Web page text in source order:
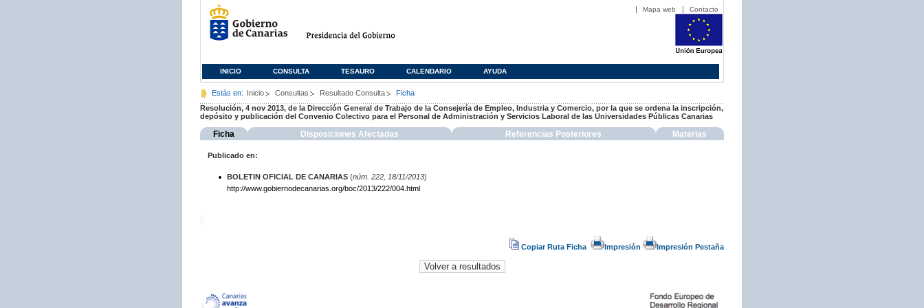
Mapa web Contacto
INICIO CONSULTA TESAURO CALENDARIO AYUDA
Estás en: Inicio Consultas Resultado Consulta
Ficha
Resolución, 4 nov 2013, de la Dirección General de Trabajo de la Consejería de Empleo, Industria y Comercio, por la que se ordena la inscripción,
depósito y publicación del Convenio Colectivo para el Personal de Administración y Servicios Laboral de las Universidades Públicas Canarias
Ficha Disposiciones Afectadas Referencias Posteriores Materias
Publicado en:
BOLETIN OFICIAL DE CANARIAS(núm. 222, 18/11/2013)
http://www.gobiernodecanarias.org/boc/2013/222/004.html
Copiar Ruta Ficha Impresión Impresión Pestaña